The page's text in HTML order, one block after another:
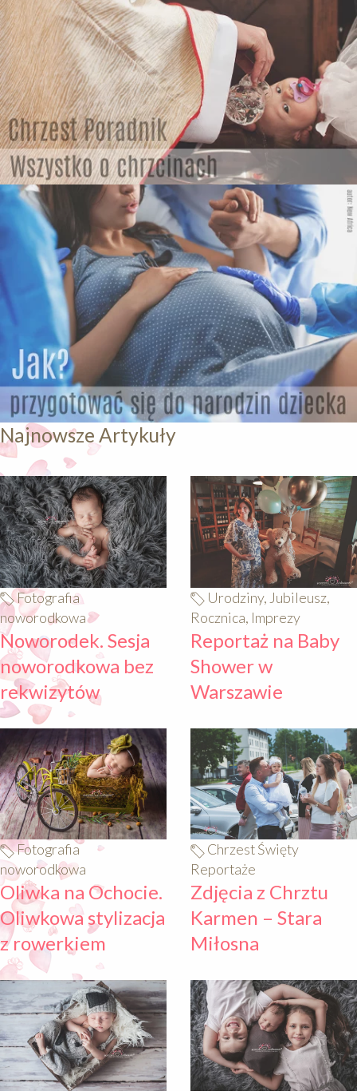
Najnowsze Artykuły
640
Fotografia
noworodkowa
Noworodek. Sesja
noworodkowa bez
rekwizytów
640
Urodziny, Jubileusz,
Rocznica, Imprezy
Reportaż na Baby
Shower w
Warszawie
640
Fotografia
noworodkowa
Oliwka na Ochocie.
Oliwkowa stylizacja
z rowerkiem
640
Chrzest Święty
Reportaże
Zdjęcia z Chrztu
Karmen – Stara
Miłosna
640 640